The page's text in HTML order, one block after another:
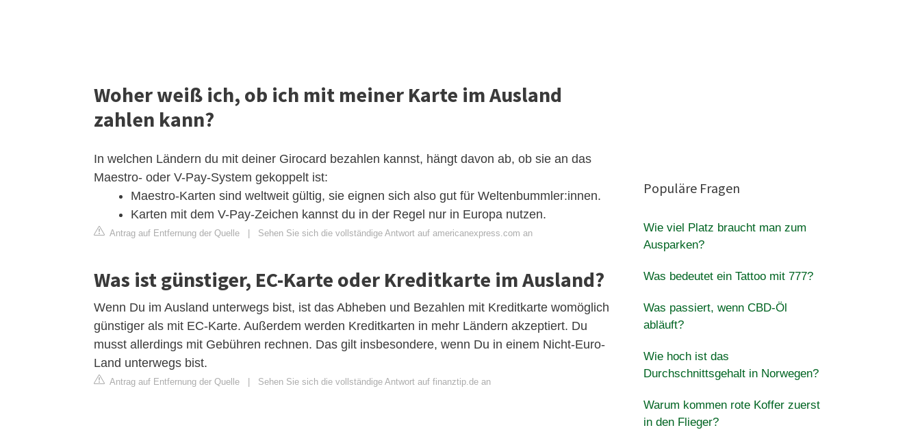
Woher weiß ich, ob ich mit meiner Karte im Ausland
zahlen kann?
In welchen Ländern du mit deiner Girocard bezahlen kannst, hängt davon ab, ob sie an das
Maestro- oder V-Pay-System gekoppelt ist:
Maestro-Karten sind weltweit gültig, sie eignen sich also gut für Weltenbummler:innen.
Karten mit dem V-Pay-Zeichen kannst du in der Regel nur in Europa nutzen.
Antrag auf Entfernung der Quelle Sehen Sie sich die vollständige Antwort auf americanexpress.com an
Was ist günstiger, EC-Karte oder Kreditkarte im Ausland?
Wenn Du im Ausland unterwegs bist, ist das Abheben und Bezahlen mit Kreditkarte womöglich
günstiger als mit EC-Karte. Außerdem werden Kreditkarten in mehr Ländern akzeptiert. Du
musst allerdings mit Gebühren rechnen. Das gilt insbesondere, wenn Du in einem Nicht-Euro-
Land unterwegs bist.
Antrag auf Entfernung der Quelle Sehen Sie sich die vollständige Antwort auf finanztip.de an
Populäre Fragen
Wie viel Platz braucht man zum
Ausparken?
Was bedeutet ein Tattoo mit 777?
Was passiert, wenn CBD-Öl
abläuft?
Wie hoch ist das
Durchschnittsgehalt in Norwegen?
Warum kommen rote Koffer zuerst
in den Flieger?